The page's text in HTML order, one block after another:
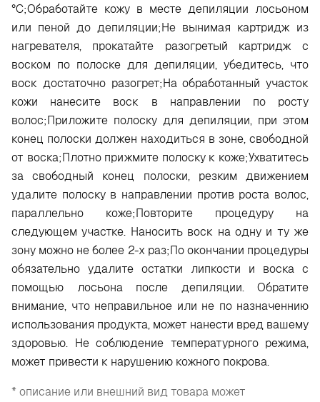
°C;Обработайте кожу в месте депиляции лосьоном
или пеной до депиляции;Не вынимая картридж из
нагревателя, прокатайте разогретый картридж с
воском по полоске для депиляции, убедитесь, что
воск достаточно разогрет;На обработанный участок
кожи нанесите воск в направлении по росту
волос;Приложите полоску для депиляции, при этом
конец полоски должен находиться в зоне, свободной
от воска;Плотно прижмите полоску к коже;Ухватитесь
за свободный конец полоски, резким движением
удалите полоску в направлении против роста волос,
параллельно коже;Повторите процедуру на
следующем участке. Наносить воск на одну и ту же
зону можно не более 2-х раз;По окончании процедуры
обязательно удалите остатки липкости и воска с
помощью лосьона после депиляции. Обратите
внимание, что неправильное или не по назначеннию
использования продукта, может нанести вред вашему
здоровью. Не соблюдение температурного режима,
может привести к нарушению кожного покрова.
* описание или внешний вид товара может